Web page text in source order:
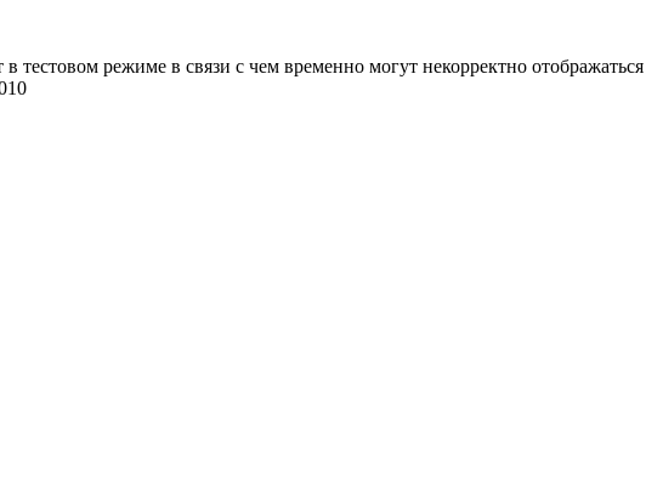
режиме в связи с чем временно могут некорректно отображаться